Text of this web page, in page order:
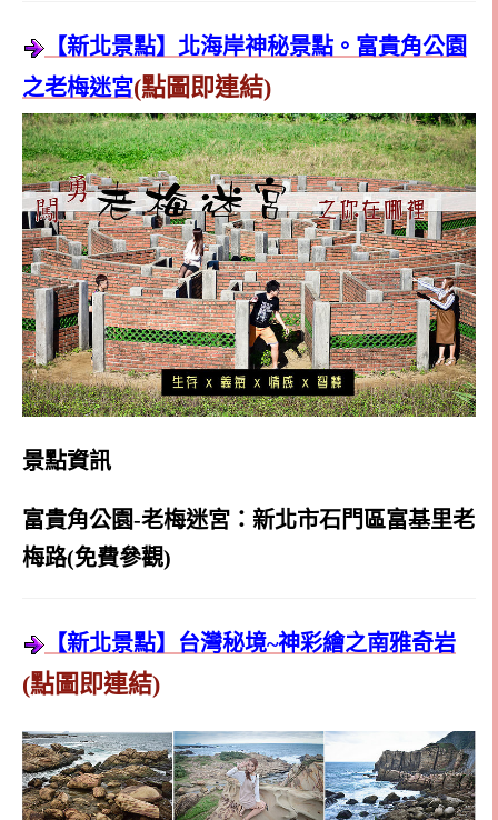
【新北景點】北海岸神秘景點。富貴角公園
之老梅迷宮(點圖即連結)
景點資訊
富貴角公園-老梅迷宮：新北市石門區富基里老
梅路(免費參觀)
【新北景點】台灣秘境~神彩繪之南雅奇岩
(點圖即連結)